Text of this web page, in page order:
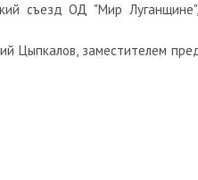
съезд ОД "Мир
Цыпкалов, заместителем